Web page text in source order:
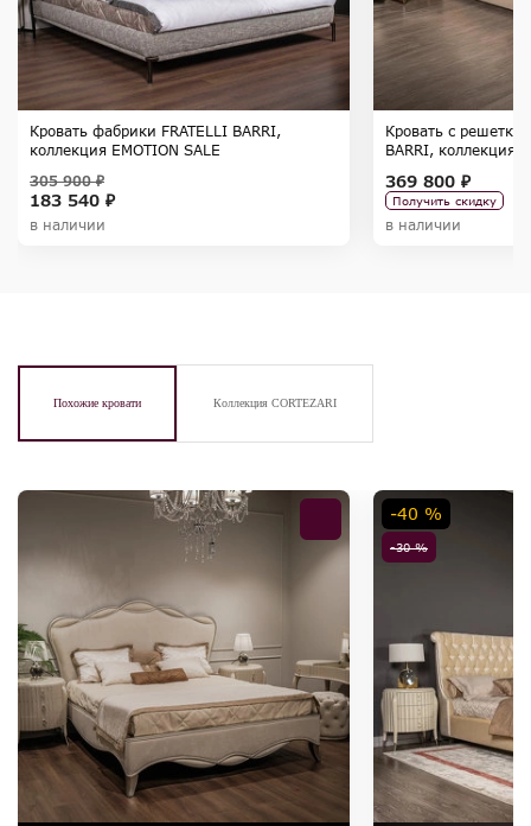
Кровать фабрики FRATELLI BARRI,
коллекция EMOTION SALE
183 540 ₽
305 900 ₽
в наличии
Кровать с
BARRI, коллекция
369 800 ₽
Получить скидку
в наличии
Похожие кровати Коллекция CORTEZARI
-30 %
-40 %